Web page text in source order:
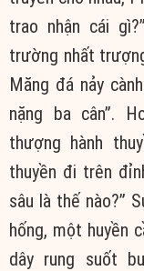
trao nhận cái
trường nhất
Măng đá nảy
nặng ba cân”.
thượng hành
thuyền đi trên
sâu là thế nào?”
hống, một huyền
dây rung suốt